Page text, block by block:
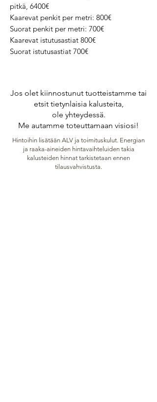
pitkä, 6400€
Kaarevat penkit per metri: 800€
Suorat penkit per metri: 700€
Kaarevat istutusastiat 800€
Suorat istutusastiat 700€
Jos olet kiinnostunut tuotteistamme tai
etsit tietynlaisia kalusteita,
ole yhteydessä.
Me autamme toteuttamaan visiosi!
Hintoihin lisätään ALV ja toimituskulut. Energian
ja raaka-aineiden hintavaihteluiden takia
kalusteiden hinnat tarkistetaan ennen
tilausvahvistusta.